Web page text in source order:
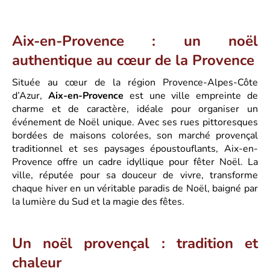
Aix-en-Provence : un noël
authentique au cœur de la Provence
Située au cœur de la région Provence-Alpes-Côte
d’Azur, Aix-en-Provence est une ville empreinte de
charme et de caractère, idéale pour organiser un
événement de Noël unique. Avec ses rues pittoresques
bordées de maisons colorées, son marché provençal
traditionnel et ses paysages époustouflants, Aix-en-
Provence offre un cadre idyllique pour fêter Noël. La
ville, réputée pour sa douceur de vivre, transforme
chaque hiver en un véritable paradis de Noël, baigné par
la lumière du Sud et la magie des fêtes.
Un noël provençal : tradition et
chaleur